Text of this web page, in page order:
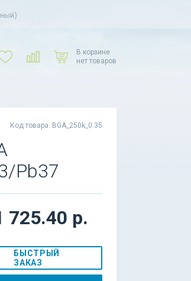
В корзине
нет товаров
Код товара: BGA_250k_0.35
Pb37
725.40 р.
БЫСТРЫЙ
ЗАКАЗ